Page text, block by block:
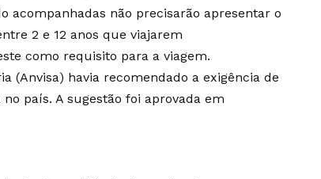
acompanhadas não precisarão apresentar o
2 e 12 anos que viajarem
como requisito para a viagem.
(Anvisa) havia recomendado a exigência de
país. A sugestão foi aprovada em